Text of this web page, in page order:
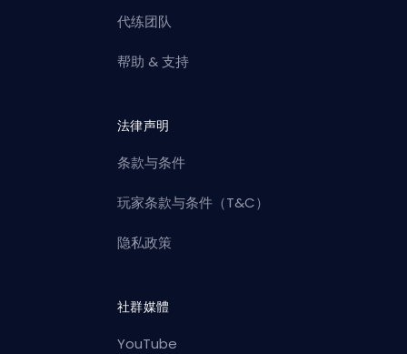
代练团队
帮助 & 支持
法律声明
条款与条件
玩家条款与条件（T&C）
隐私政策
社群媒體
YouTube